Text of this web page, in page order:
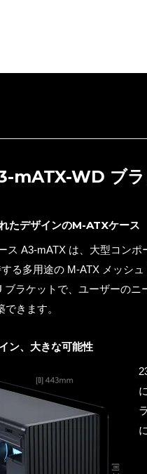
WD ブラ
たデザインのM-ATXケース
ス A3-mATX は、大型コン
る多用途の M-ATX メッシュ
ブラケットで、ユーザーのニ
きます。
ン、大きな可能性